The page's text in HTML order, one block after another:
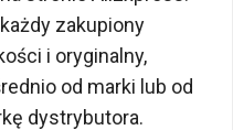
zakupiony
i oryginalny,
od marki lub od
dystrybutora.